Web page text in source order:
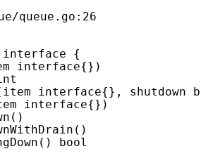
queue.go:26
interface
{
interface{})
item interface{}, shutdown
interface{})
()
()
()
bool